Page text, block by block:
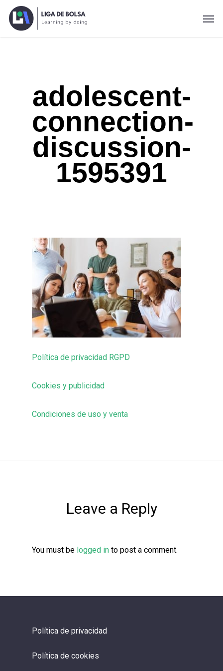
Skip
adolescent-
connection-
discussion-
1595391
Política de privacidad RGPD
Cookies y publicidad
Condiciones de uso y venta
Leave a Reply
You must be logged in to post a comment.
Política de privacidad
Política de cookies